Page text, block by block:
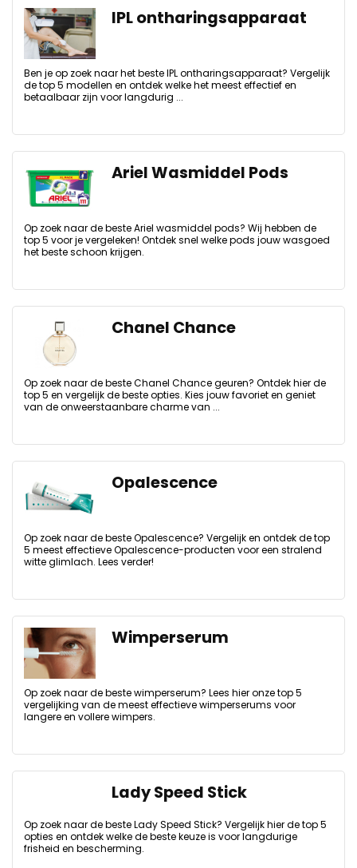
IPL ontharingsapparaat
Ben je op zoek naar het beste IPL ontharingsapparaat? Vergelijk
de top 5 modellen en ontdek welke het meest effectief en
betaalbaar zijn voor langdurig ...
Ariel Wasmiddel Pods
Op zoek naar de beste Ariel wasmiddel pods? Wij hebben de
top 5 voor je vergeleken! Ontdek snel welke pods jouw wasgoed
het beste schoon krijgen.
Chanel Chance
Op zoek naar de beste Chanel Chance geuren? Ontdek hier de
top 5 en vergelijk de beste opties. Kies jouw favoriet en geniet
van de onweerstaanbare charme van ...
Opalescence
Op zoek naar de beste Opalescence? Vergelijk en ontdek de top
5 meest effectieve Opalescence-producten voor een stralend
witte glimlach. Lees verder!
Wimperserum
Op zoek naar de beste wimperserum? Lees hier onze top 5
vergelijking van de meest effectieve wimperserums voor
langere en vollere wimpers.
Lady Speed Stick
Op zoek naar de beste Lady Speed Stick? Vergelijk hier de top 5
opties en ontdek welke de beste keuze is voor langdurige
frisheid en bescherming.